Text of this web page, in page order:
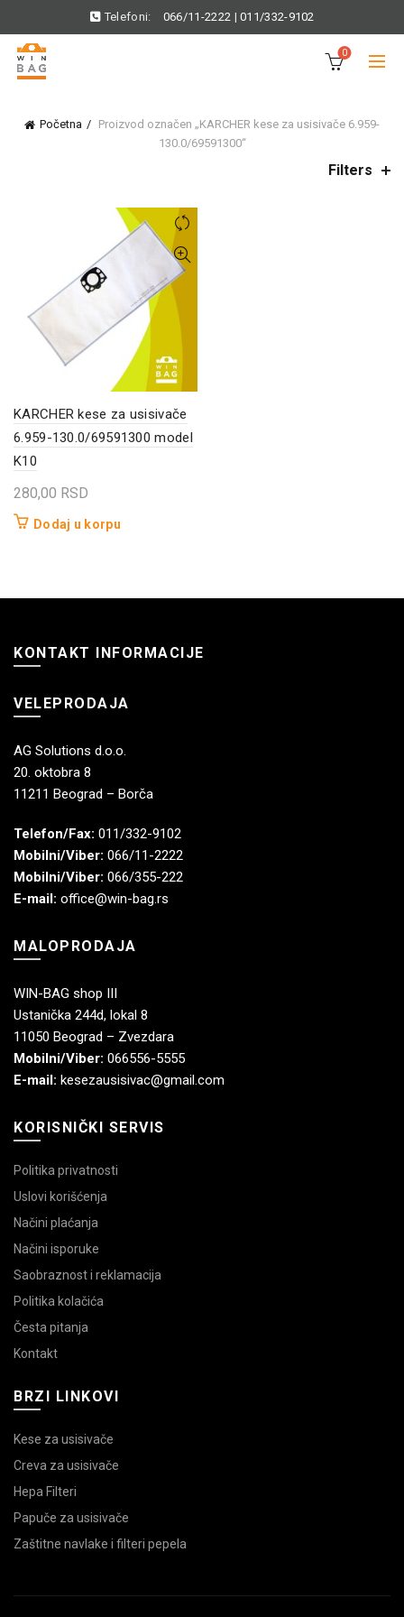
Telefoni: 066/11-2222 |011/332-9102
0
Početna
Proizvod označen „KARCHER kese za usisivače 6.959-
130.0/69591300“
Filters
KARCHER kese za usisivače
6.959-130.0/69591300 model
K10
280,00 RSD
Dodaj u korpu
KONTAKT INFORMACIJE
VELEPRODAJA
AG Solutions d.o.o.
20. oktobra 8
11211 Beograd – Borča
Telefon/Fax: 011/332-9102
Mobilni/Viber: 066/11-2222
Mobilni/Viber: 066/355-222
E-mail: office@win-bag.rs
MALOPRODAJA
WIN-BAG shop III
Ustanička 244d, lokal 8
11050 Beograd – Zvezdara
Mobilni/Viber: 066556-5555
E-mail: kesezausisivac@gmail.com
KORISNIČKI SERVIS
Politika privatnosti
Uslovi korišćenja
Načini plaćanja
Načini isporuke
Saobraznost i reklamacija
Politika kolačića
Česta pitanja
Kontakt
BRZI LINKOVI
Kese za usisivače
Creva za usisivače
Hepa Filteri
Papuče za usisivače
Zaštitne navlake i filteri pepela